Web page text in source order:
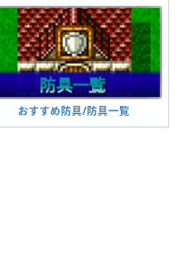
おすすめ防具/防具一覧